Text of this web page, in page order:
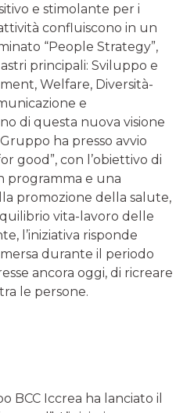
e stimolante per i
confluiscono in un
“People Strategy”,
principali: Sviluppo e
Welfare, Diversità-
e
di questa nuova visione
ha presso avvio
good”, con l’obiettivo di
programma e una
promozione della salute,
vita-lavoro delle
l’iniziativa risponde
durante il periodo
ancora oggi, di ricreare
le persone.
BCC Iccrea ha lanciato il